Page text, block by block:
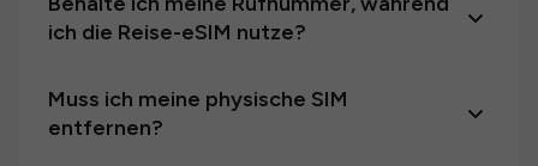
ich die Reise-eSIM nutze?
Muss ich meine physische SIM
entfernen?